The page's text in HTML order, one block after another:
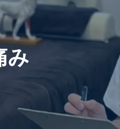
夏の「冷房冷え」と
「寒暖差」で悪化する
肩こり・頭痛の原因と
は？｜札幌の鍼灸院が
み